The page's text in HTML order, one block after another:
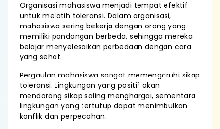
Organisasi mahasiswa menjadi tempat efektif
untuk melatih toleransi. Dalam organisasi,
mahasiswa sering bekerja dengan orang yang
memiliki pandangan berbeda, sehingga mereka
belajar menyelesaikan perbedaan dengan cara
yang sehat.
Pergaulan mahasiswa sangat memengaruhi sikap
toleransi. Lingkungan yang positif akan
mendorong sikap saling menghargai, sementara
lingkungan yang tertutup dapat menimbulkan
konflik dan perpecahan.